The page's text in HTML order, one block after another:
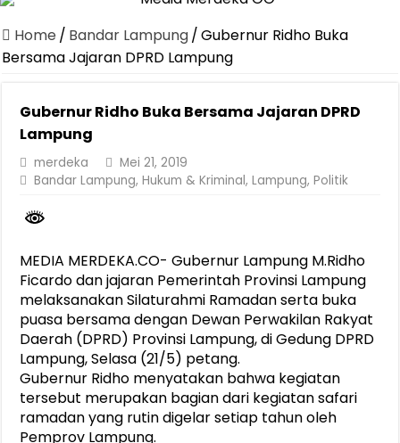
Dirut Jasa Raharja Dampingi Wamenhub Tinjau Penanganan
Pastikan Pelayanan Maksimal, Direksi Jasa Raharja Tinjau Korban
Jasa Raharja Jamin Seluruh Korban Kebakaran KM Mutiara
Gelar Audiensi, Jasa Raharja dan Kementerian PANRB Perkuat
Berkontribusi terhadap Keselamatan dan Mobilitas Masyarakat,
Ketua PMI Provinsi Lampung Lantik Pengurus PMI Lampung
Home / Bandar Lampung/Gubernur Ridho Buka
Bersama Jajaran DPRD Lampung
Gubernur Ridho Buka Bersama Jajaran DPRD
Lampung
merdeka
Mei 21, 2019
Bandar Lampung,Hukum & Kriminal,Lampung,Politik
MEDIA MERDEKA.CO- Gubernur Lampung M.Ridho
Ficardo dan jajaran Pemerintah Provinsi Lampung
melaksanakan Silaturahmi Ramadan serta buka
puasa bersama dengan Dewan Perwakilan Rakyat
Daerah (DPRD) Provinsi Lampung, di Gedung DPRD
Lampung, Selasa (21/5) petang.
Gubernur Ridho menyatakan bahwa kegiatan
tersebut merupakan bagian dari kegiatan safari
ramadan yang rutin digelar setiap tahun oleh
Pemprov Lampung.